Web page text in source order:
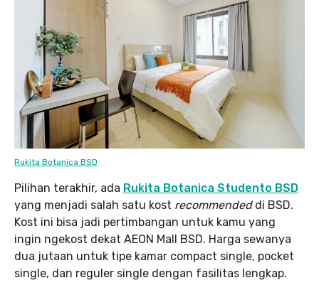
Rukita Botanica BSD
Pilihan terakhir, ada Rukita Botanica Studento BSD
yang menjadi salah satu kost recommendeddi BSD.
Kost ini bisa jadi pertimbangan untuk kamu yang
ingin ngekost dekat AEON Mall BSD. Harga sewanya
dua jutaan untuk tipe kamar compact single, pocket
single, dan reguler single dengan fasilitas lengkap.